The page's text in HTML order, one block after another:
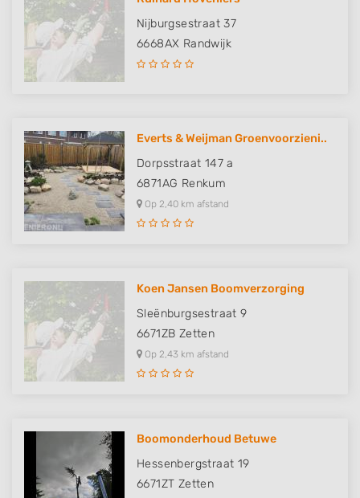
Nijburgsestraat 37
6668AX Randwijk
Everts & Weijman Groenvoorzieni..
Dorpsstraat 147 a
6871AG Renkum
Op 2,40 km afstand
Koen Jansen Boomverzorging
Sleënburgsestraat 9
6671ZB Zetten
Op 2,43 km afstand
Boomonderhoud Betuwe
Hessenbergstraat 19
6671ZT Zetten